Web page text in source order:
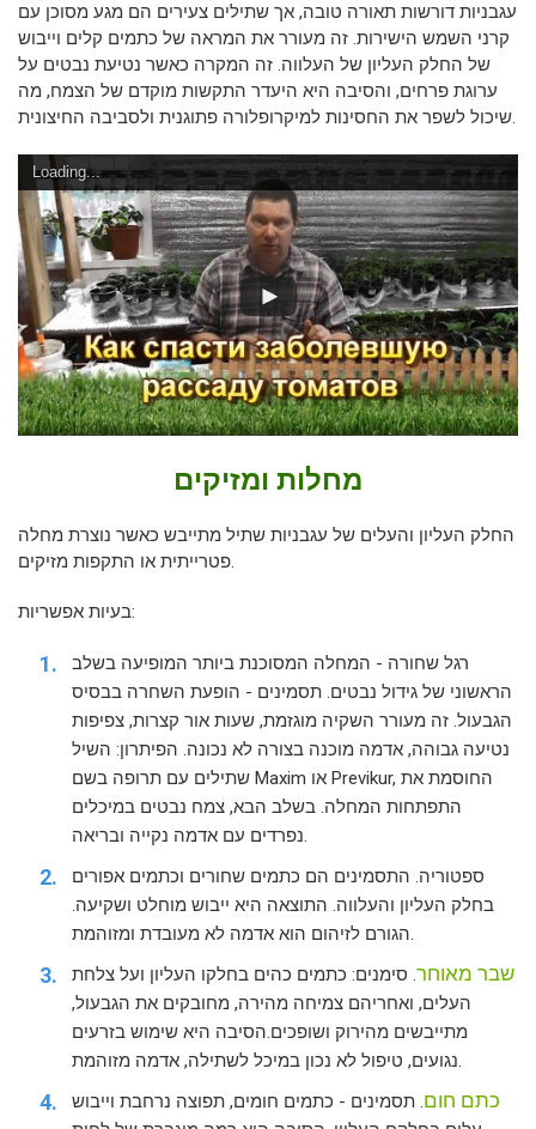
עגבניות דורשות תאורה טובה, אך שתילים צעירים הם מגע מסוכן עם
קרני השמש הישירות. זה מעורר את המראה של כתמים קלים וייבוש
של החלק העליון של העלווה. זה המקרה כאשר נטיעת נבטים על
ערוגת פרחים, והסיבה היא היעדר התקשות מוקדם של הצמח, מה
שיכול לשפר את החסינות למיקרופלורה פתוגנית ולסביבה החיצונית.
Loading...
מחלות ומזיקים
החלק העליון והעלים של עגבניות שתיל מתייבש כאשר נוצרת מחלה
פטרייתית או התקפות מזיקים.
בעיות אפשריות:
רגל שחורה - המחלה המסוכנת ביותר המופיעה בשלב
הראשוני של גידול נבטים. תסמינים - הופעת השחרה בבסיס
הגבעול. זה מעורר השקיה מוגזמת, שעות אור קצרות, צפיפות
נטיעה גבוהה, אדמה מוכנה בצורה לא נכונה. הפיתרון: השיל
שתילים עם תרופה בשם Maxim או Previkur, החוסמת את
התפתחות המחלה. בשלב הבא, צמח נבטים במיכלים
נפרדים עם אדמה נקייה ובריאה.
ספטוריה. התסמינים הם כתמים שחורים וכתמים אפורים
בחלק העליון והעלווה. התוצאה היא ייבוש מוחלט ושקיעה.
הגורם לזיהום הוא אדמה לא מעובדת ומזוהמת.
שבר מאוחר. סימנים: כתמים כהים בחלקו העליון ועל צלחת
העלים, ואחריהם צמיחה מהירה, מחובקים את הגבעול,
מתייבשים מהירוק ושופכים.הסיבה היא שימוש בזרעים
נגועים, טיפול לא נכון במיכל לשתילה, אדמה מזוהמת.
כתם חום. תסמינים - כתמים חומים, תפוצה נרחבת וייבוש